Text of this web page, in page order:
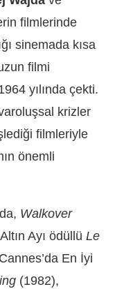
filmlerinde
sinemada kısa
filmi
yılında çekti.
krizler
filmleriyle
önemli
Walkover
Ayı ödüllü Le
En İyi
(1982),